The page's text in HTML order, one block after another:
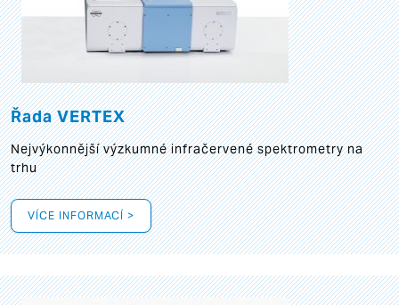
Řada VERTEX
Nejvýkonnější výzkumné infračervené spektrometry na
trhu
VÍCE INFORMACÍ >